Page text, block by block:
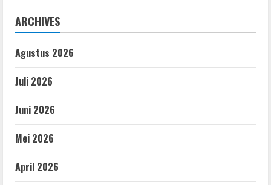
ARCHIVES
Agustus 2026
Juli 2026
Juni 2026
Mei 2026
April 2026